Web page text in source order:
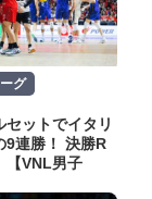
グ
セットでイタリ
9連勝！ 決勝R
VNL男子